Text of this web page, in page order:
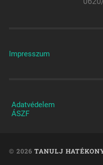
Impresszum
Adatvédelem
ÁSZF
© 2026 TANULJ